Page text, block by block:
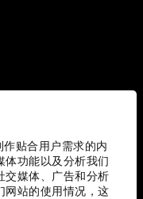
贴合用户需求的内
体功能以及分析我们
交媒体、广告和分析
网站的使用情况，这